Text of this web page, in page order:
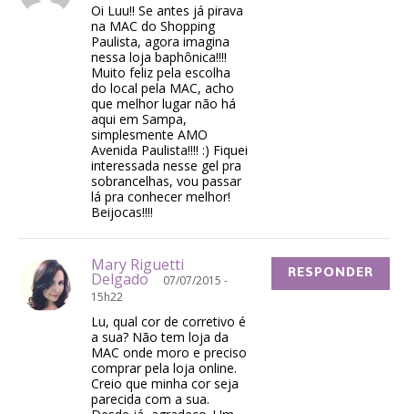
Oi Luu!! Se antes já pirava
na MAC do Shopping
Paulista, agora imagina
nessa loja baphônica!!!!
Muito feliz pela escolha
do local pela MAC, acho
que melhor lugar não há
aqui em Sampa,
simplesmente AMO
Avenida Paulista!!!! :) Fiquei
interessada nesse gel pra
sobrancelhas, vou passar
lá pra conhecer melhor!
Beijocas!!!!
Mary Riguetti
Delgado
07/07/2015 -
15h22
Lu, qual cor de corretivo é
a sua? Não tem loja da
MAC onde moro e preciso
comprar pela loja online.
Creio que minha cor seja
parecida com a sua.
RESPONDER